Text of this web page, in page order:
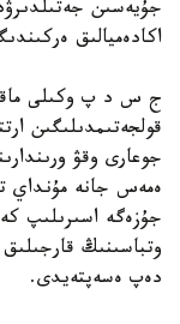
جۇيەسىن
اكادەميالىق
ج س د پ وكىلى
قولجەتىمدىلىگىن
جوعارى وقۋ
ەمەس جانە مۇنداي
جۇزەگە اسىرىلىپ
وتباسىنىڭ
دەپ ەسەپتەيدى.